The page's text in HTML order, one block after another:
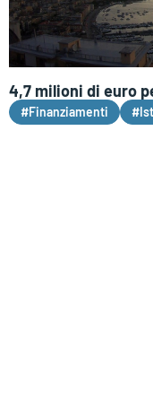
4,7 milioni di euro
#Finanziamenti